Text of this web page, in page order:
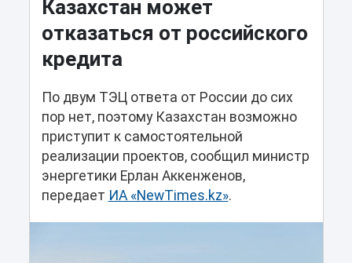
Казахстан может
отказаться от российского
кредита
По двум ТЭЦ ответа от России до сих
пор нет, поэтому Казахстан возможно
приступит к самостоятельной
реализации проектов, сообщил министр
энергетики Ерлан Аккенженов,
передает ИА «NewTimes.kz».